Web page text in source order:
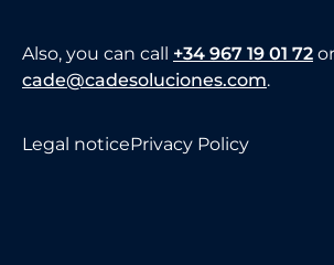
Also, you can call +34 967 19 01 72
cade@cadesoluciones.com.
Legal noticePrivacy Policy